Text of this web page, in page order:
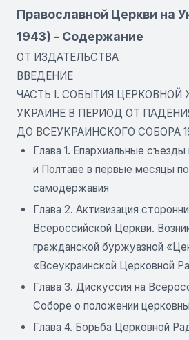
Православной Церкви на
1943) - Содержание
ОТ ИЗДАТЕЛЬСТВА
ВВЕДЕНИЕ
ЧАСТЬ I. СОБЫТИЯ ЦЕРКОВНОЙ
УКРАИНЕ В ПЕРИОД ОТ
ДО ВСЕУКРАИНСКОГО СОБОРА
Глава 1. Епархиальные
и Полтаве в первые месяцы
самодержавия
Глава 2. Активизация
Всероссийской Церкви.
гражданской буржуазной
«Всеукраинской Церковной
Глава 3. Дискуссия на
Соборе о положении
Глава 4. Борьба Церковной